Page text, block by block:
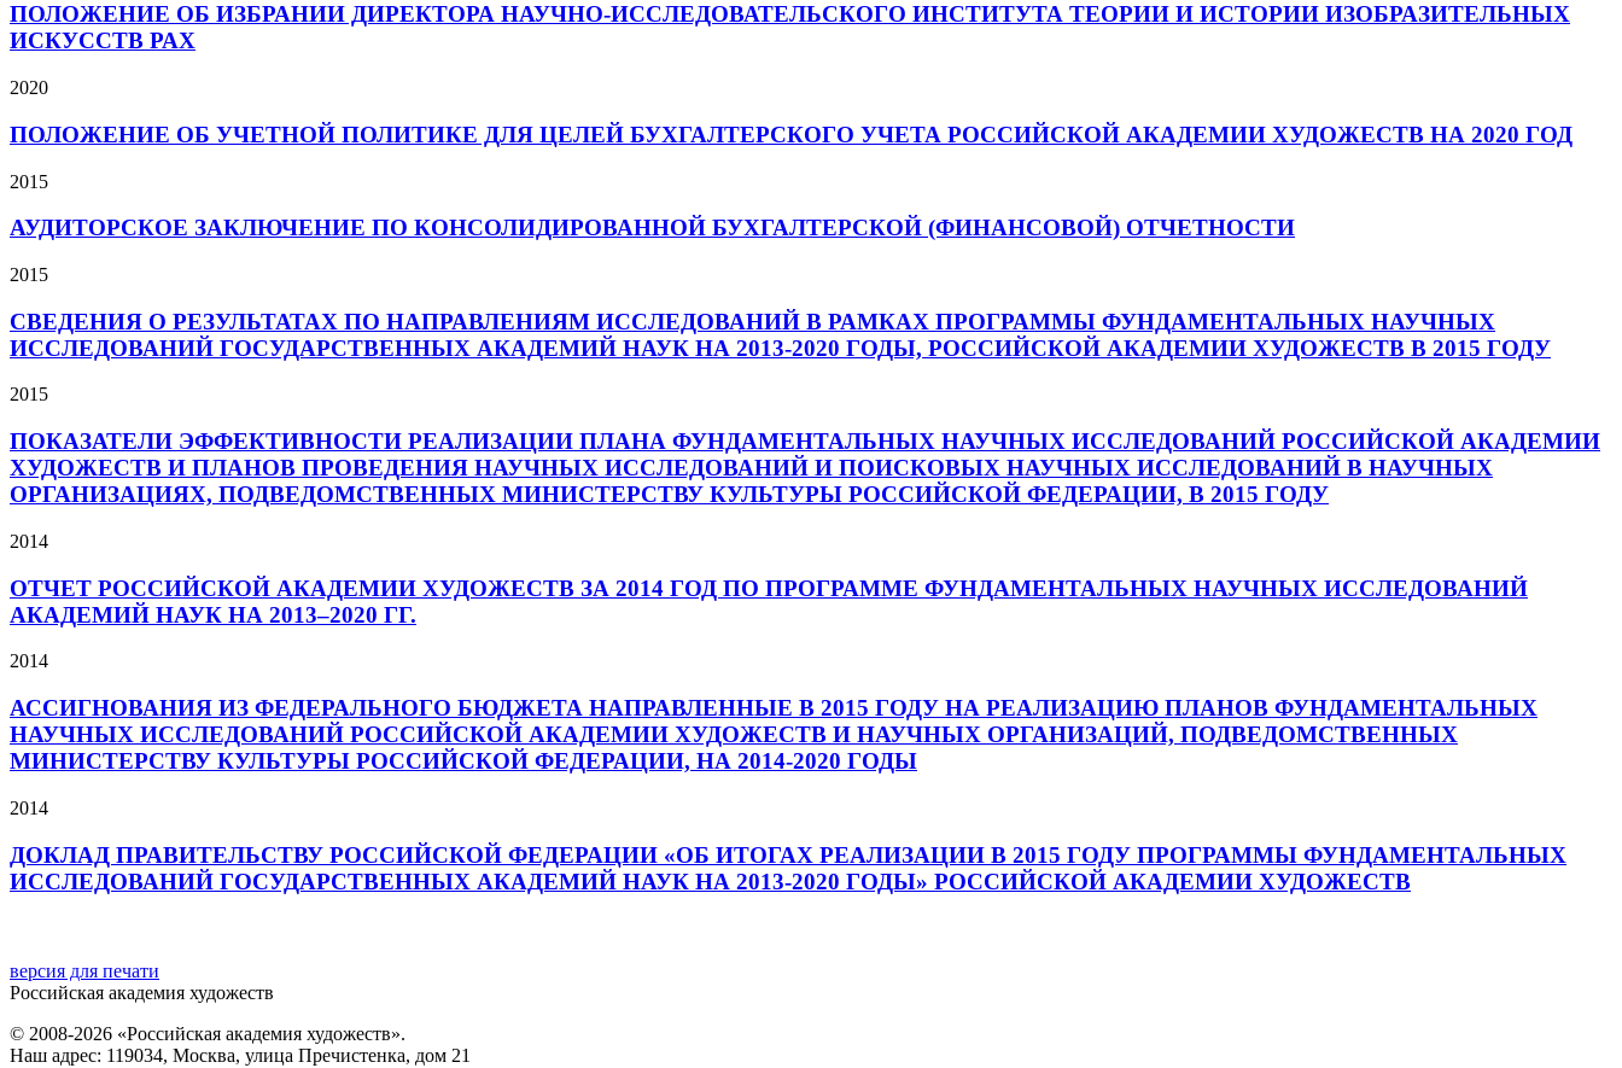
ПОЛОЖЕНИЕ ОБ ИЗБРАНИИ ДИРЕКТОРА НАУЧНО-ИССЛЕДОВАТЕЛЬСКОГО ИНСТИТУТА ТЕОРИИ И ИСТОРИИ ИЗОБРАЗИТЕЛЬНЫХ
ИСКУССТВ РАХ
2020
ПОЛОЖЕНИЕ ОБ УЧЕТНОЙ ПОЛИТИКЕ ДЛЯ ЦЕЛЕЙ БУХГАЛТЕРСКОГО УЧЕТА РОССИЙСКОЙ АКАДЕМИИ ХУДОЖЕСТВ НА 2020 ГОД
2015
АУДИТОРСКОЕ ЗАКЛЮЧЕНИЕ ПО КОНСОЛИДИРОВАННОЙ БУХГАЛТЕРСКОЙ (ФИНАНСОВОЙ) ОТЧЕТНОСТИ
2015
СВЕДЕНИЯ О РЕЗУЛЬТАТАХ ПО НАПРАВЛЕНИЯМ ИССЛЕДОВАНИЙ В РАМКАХ ПРОГРАММЫ ФУНДАМЕНТАЛЬНЫХ НАУЧНЫХ
ИССЛЕДОВАНИЙ ГОСУДАРСТВЕННЫХ АКАДЕМИЙ НАУК НА 2013-2020 ГОДЫ, РОССИЙСКОЙ АКАДЕМИИ ХУДОЖЕСТВ В 2015 ГОДУ
2015
ПОКАЗАТЕЛИ ЭФФЕКТИВНОСТИ РЕАЛИЗАЦИИ ПЛАНА ФУНДАМЕНТАЛЬНЫХ НАУЧНЫХ ИССЛЕДОВАНИЙ РОССИЙСКОЙ АКАДЕМИИ
ХУДОЖЕСТВ И ПЛАНОВ ПРОВЕДЕНИЯ НАУЧНЫХ ИССЛЕДОВАНИЙ И ПОИСКОВЫХ НАУЧНЫХ ИССЛЕДОВАНИЙ В НАУЧНЫХ
ОРГАНИЗАЦИЯХ, ПОДВЕДОМСТВЕННЫХ МИНИСТЕРСТВУ КУЛЬТУРЫ РОССИЙСКОЙ ФЕДЕРАЦИИ, В 2015 ГОДУ
2014
ОТЧЕТ РОССИЙСКОЙ АКАДЕМИИ ХУДОЖЕСТВ ЗА 2014 ГОД ПО ПРОГРАММЕ ФУНДАМЕНТАЛЬНЫХ НАУЧНЫХ ИССЛЕДОВАНИЙ
АКАДЕМИЙ НАУК НА 2013–2020 ГГ.
2014
АССИГНОВАНИЯ ИЗ ФЕДЕРАЛЬНОГО БЮДЖЕТА НАПРАВЛЕННЫЕ В 2015 ГОДУ НА РЕАЛИЗАЦИЮ ПЛАНОВ ФУНДАМЕНТАЛЬНЫХ
НАУЧНЫХ ИССЛЕДОВАНИЙ РОССИЙСКОЙ АКАДЕМИИ ХУДОЖЕСТВ И НАУЧНЫХ ОРГАНИЗАЦИЙ, ПОДВЕДОМСТВЕННЫХ
МИНИСТЕРСТВУ КУЛЬТУРЫ РОССИЙСКОЙ ФЕДЕРАЦИИ, НА 2014-2020 ГОДЫ
2014
ДОКЛАД ПРАВИТЕЛЬСТВУ РОССИЙСКОЙ ФЕДЕРАЦИИ «ОБ ИТОГАХ РЕАЛИЗАЦИИ В 2015 ГОДУ ПРОГРАММЫ ФУНДАМЕНТАЛЬНЫХ
ИССЛЕДОВАНИЙ ГОСУДАРСТВЕННЫХ АКАДЕМИЙ НАУК НА 2013-2020 ГОДЫ» РОССИЙСКОЙ АКАДЕМИИ ХУДОЖЕСТВ
версия для печати
Российская академия художеств
© 2008-2026 «Российская академия художеств».
Наш адрес: 119034, Москва, улица Пречистенка, дом 21